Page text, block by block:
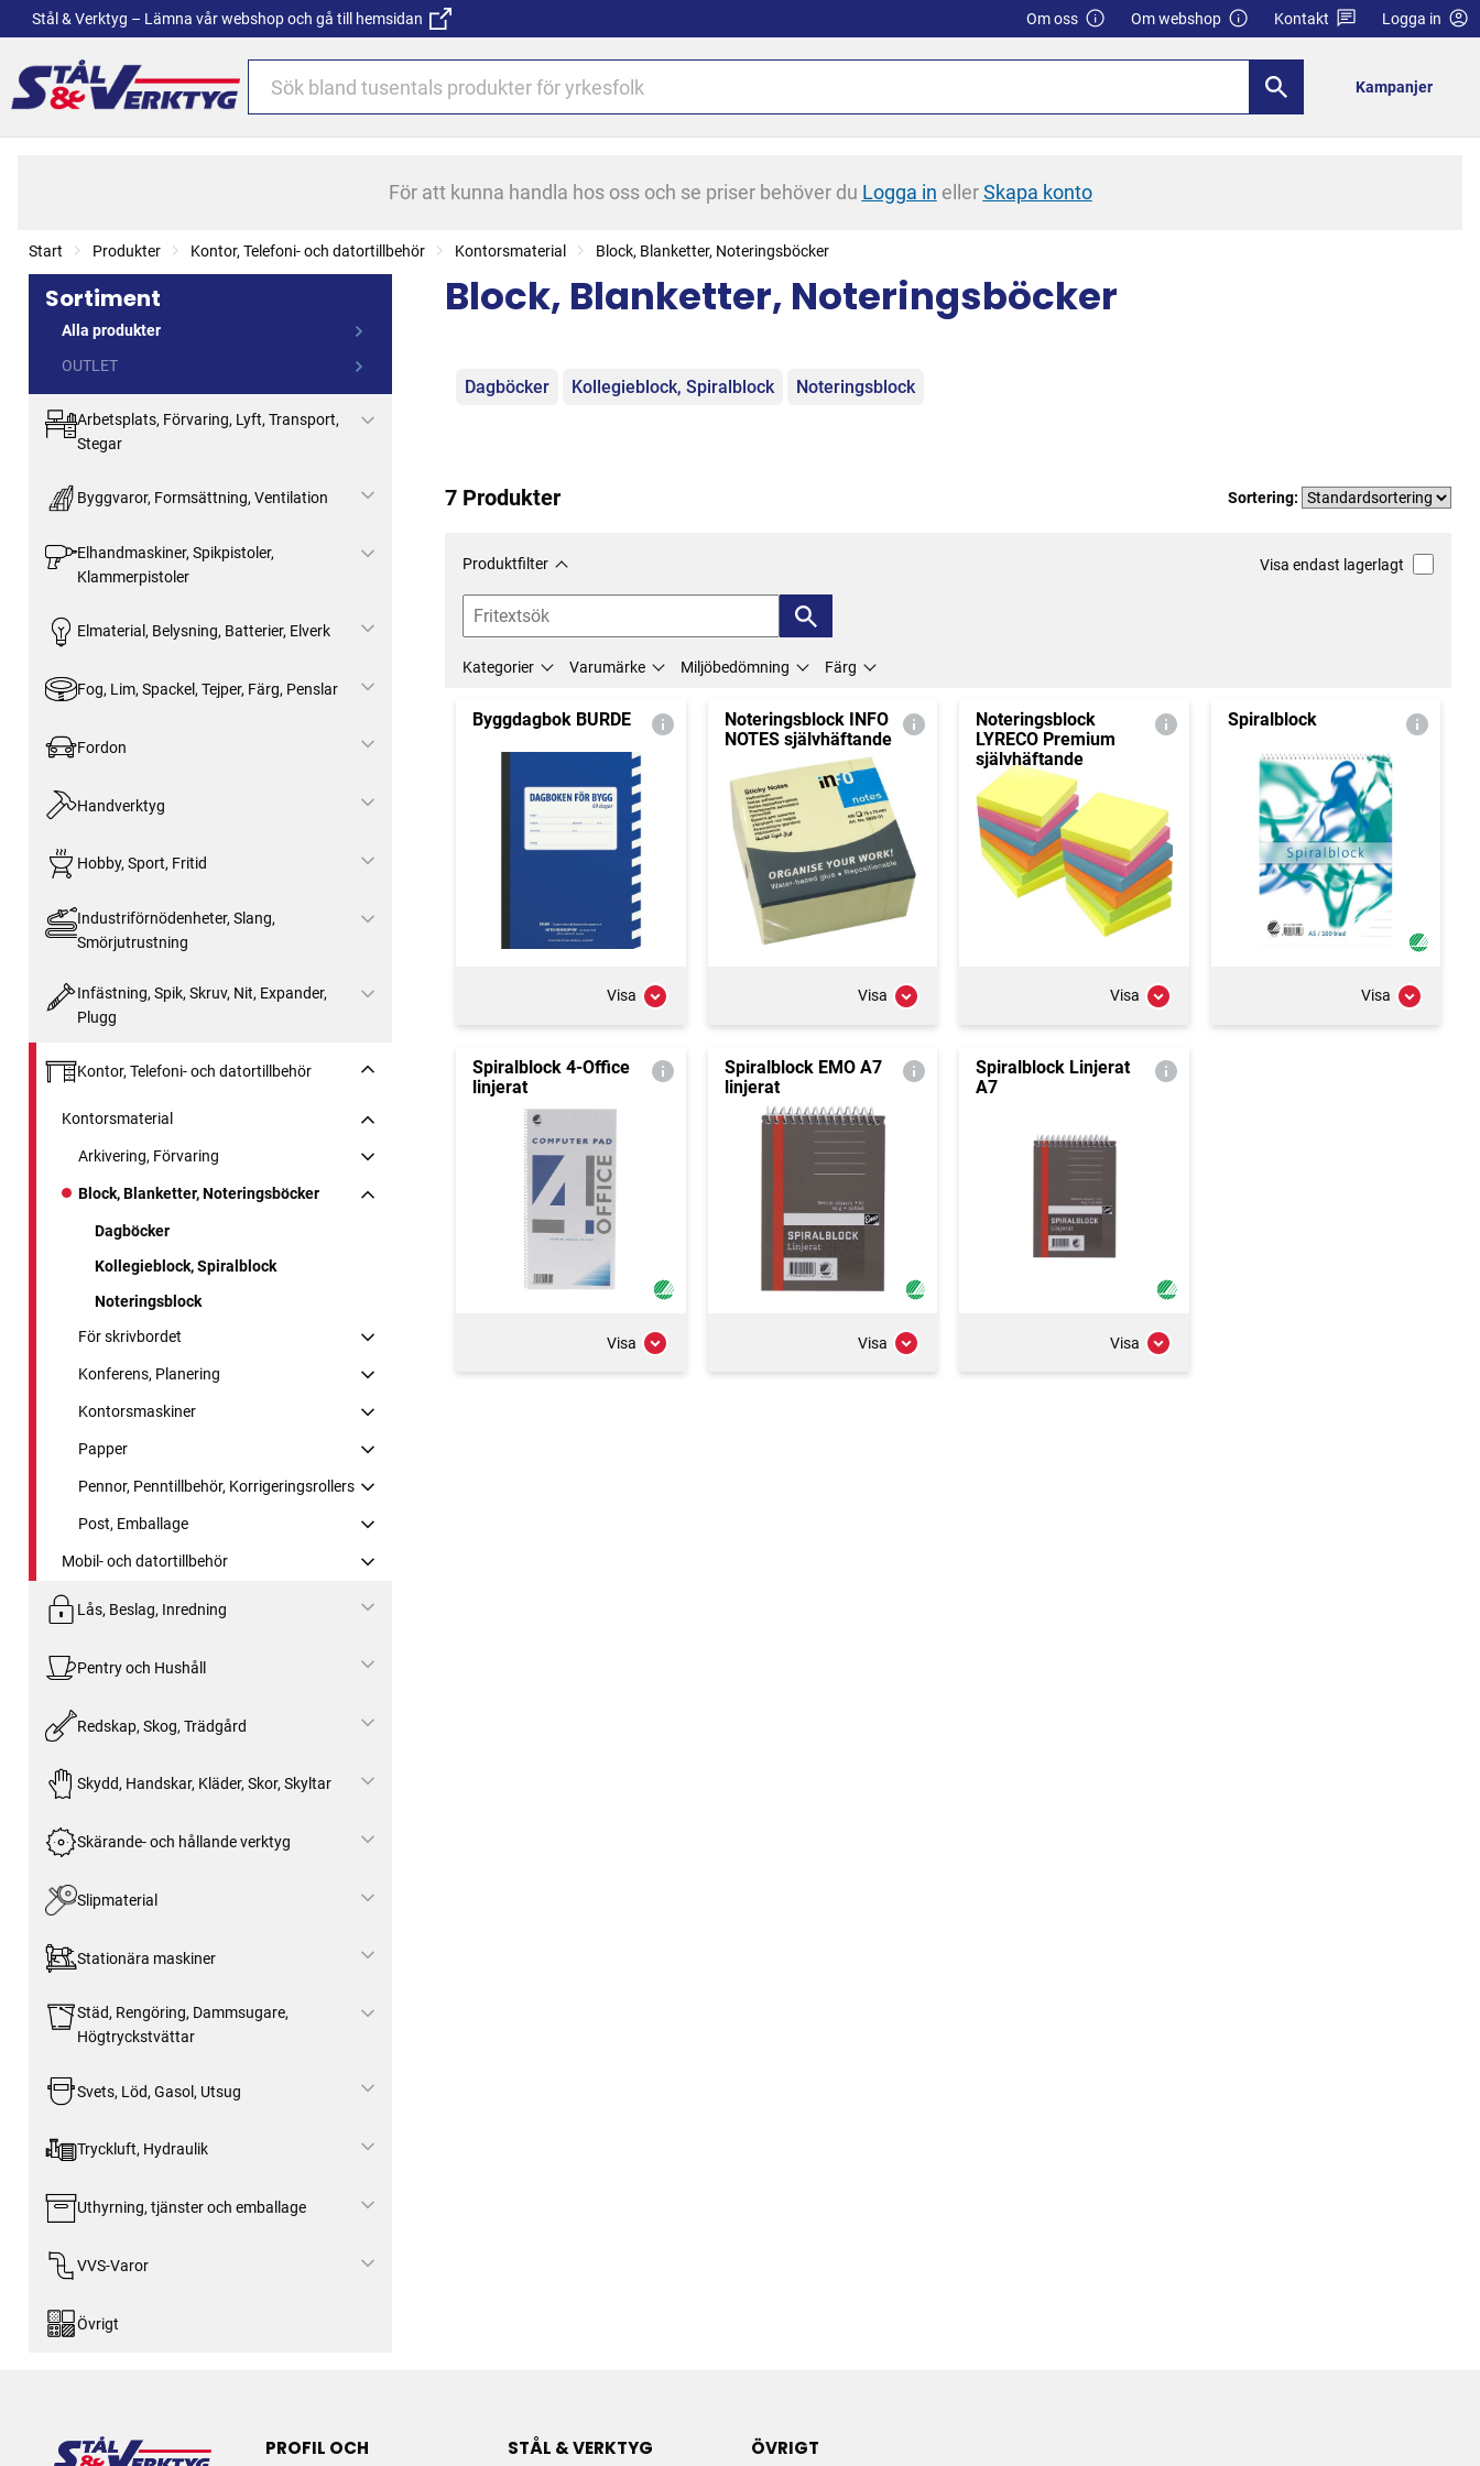
Stål & Verktyg – Lämna vår webshop och gå till hemsidan Om oss Om webshop Kontakt Logga in
Kampanjer
För att kunna handla hos oss och se priser behöver du Logga in ellerSkapa konto
Start Produkter Kontor, Telefoni- och datortillbehör Kontorsmaterial Block, Blanketter, Noteringsböcker
Sortiment
Alla produkter
OUTLET
Arbetsplats, Förvaring, Lyft, Transport,
Stegar
Byggvaror, Formsättning, Ventilation
Elhandmaskiner, Spikpistoler,
Klammerpistoler
Elmaterial, Belysning, Batterier, Elverk
Fog, Lim, Spackel, Tejper, Färg, Penslar
Fordon
Handverktyg
Hobby, Sport, Fritid
Industriförnödenheter, Slang,
Smörjutrustning
Infästning, Spik, Skruv, Nit, Expander,
Plugg
Kontor, Telefoni- och datortillbehör
Kontorsmaterial
Arkivering, Förvaring
Block, Blanketter, Noteringsböcker
Dagböcker
Kollegieblock, Spiralblock
Noteringsblock
För skrivbordet
Konferens, Planering
Kontorsmaskiner
Papper
Pennor, Penntillbehör, Korrigeringsrollers
Post, Emballage
Mobil- och datortillbehör
Lås, Beslag, Inredning
Pentry och Hushåll
Redskap, Skog, Trädgård
Skydd, Handskar, Kläder, Skor, Skyltar
Skärande- och hållande verktyg
Slipmaterial
Stationära maskiner
Städ, Rengöring, Dammsugare,
Högtryckstvättar
Svets, Löd, Gasol, Utsug
Tryckluft, Hydraulik
Uthyrning, tjänster och emballage
VVS-Varor
Övrigt
Block, Blanketter, Noteringsböcker
Kategorier
Dagböcker Kollegieblock, Spiralblock Noteringsblock
7 Produkter Sortering:
Produktfilter Visa endast lagerlagt
Kategorier Varumärke Miljöbedömning Färg
Byggdagbok BURDE
Visa
Noteringsblock INFO
NOTES självhäftande
Visa
Noteringsblock
LYRECO Premium
självhäftande
Visa
Spiralblock
Visa
Spiralblock 4-Office
linjerat
Visa
Spiralblock EMO A7
linjerat
Visa
Spiralblock Linjerat
A7
Visa
PROFIL OCH
STÅL & VERKTYG ÖVRIGT